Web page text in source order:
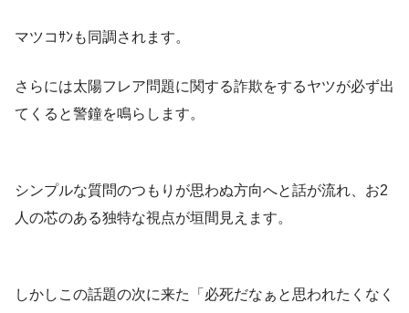
マツコｻﾝも同調されます。
さらには太陽フレア問題に関する詐欺をするヤツが必ず出
てくると警鐘を鳴らします。
シンプルな質問のつもりが思わぬ方向へと話が流れ、お2
人の芯のある独特な視点が垣間見えます。
しかしこの話題の次に来た「必死だなぁと思われたくなく